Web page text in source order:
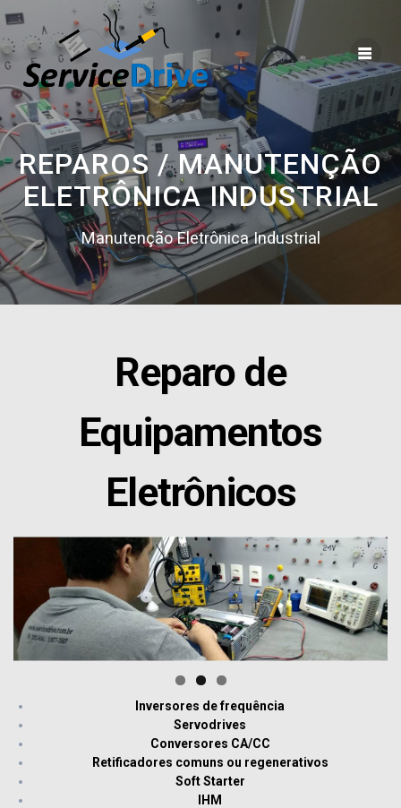
Skip
REPAROS / MANUTENÇÃO
ELETRÔNICA INDUSTRIAL
Manutenção Eletrônica Industrial
Reparo de
Equipamentos
Eletrônicos
Inversores de frequência
Servodrives
Conversores CA/CC
Retificadores comuns ou regenerativos
Soft Starter
IHM